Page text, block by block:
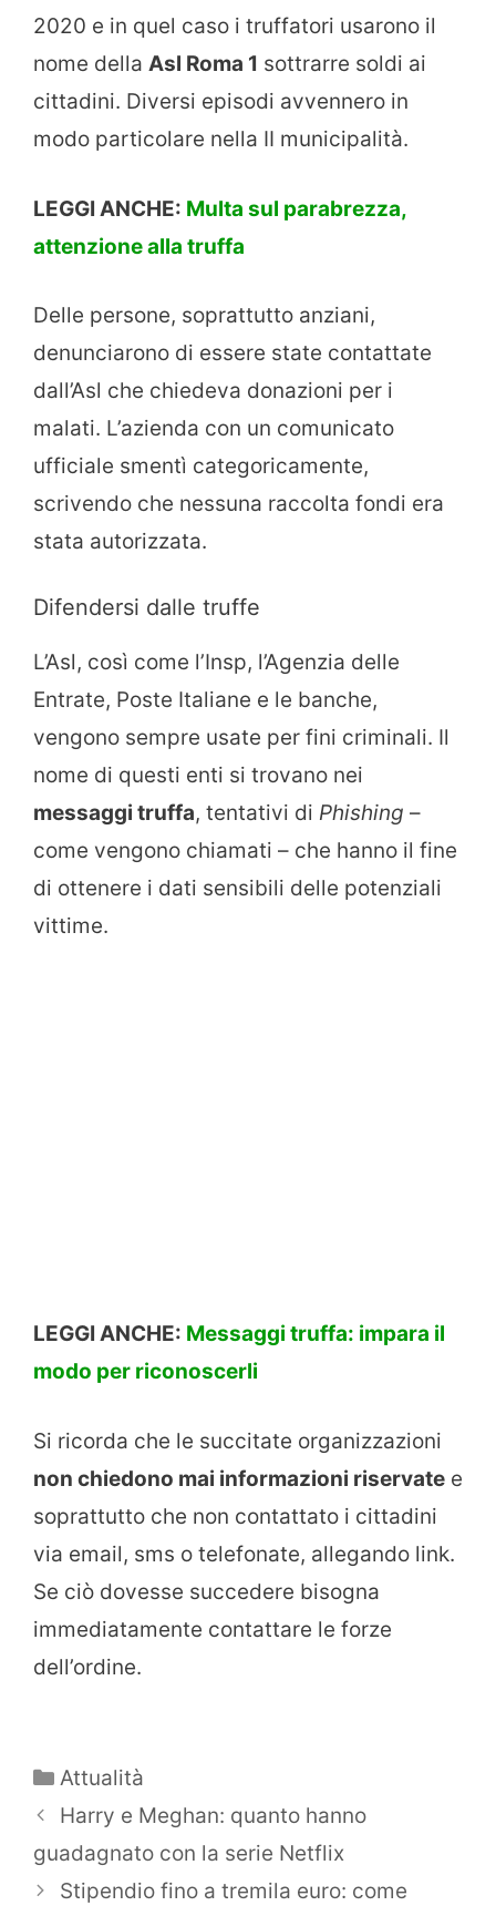
2020 e in quel caso i truffatori usarono il
nome della Asl Roma 1 sottrarre soldi ai
cittadini. Diversi episodi avvennero in
modo particolare nella II municipalità.
LEGGI ANCHE: Multa sul parabrezza,
attenzione alla truffa
Delle persone, soprattutto anziani,
denunciarono di essere state contattate
dall’Asl che chiedeva donazioni per i
malati. L’azienda con un comunicato
ufficiale smentì categoricamente,
scrivendo che nessuna raccolta fondi era
stata autorizzata.
Difendersi dalle truffe
L’Asl, così come l’Insp, l’Agenzia delle
Entrate, Poste Italiane e le banche,
vengono sempre usate per fini criminali. Il
nome di questi enti si trovano nei
messaggi truffa, tentativi di Phishing –
come vengono chiamati – che hanno il fine
di ottenere i dati sensibili delle potenziali
vittime.
LEGGI ANCHE: Messaggi truffa: impara il
modo per riconoscerli
Si ricorda che le succitate organizzazioni
non chiedono mai informazioni riservate e
soprattutto che non contattato i cittadini
via email, sms o telefonate, allegando link.
Se ciò dovesse succedere bisogna
immediatamente contattare le forze
dell’ordine.
Categorie
Attualità
Harry e Meghan: quanto hanno
guadagnato con la serie Netflix
Stipendio fino a tremila euro: come